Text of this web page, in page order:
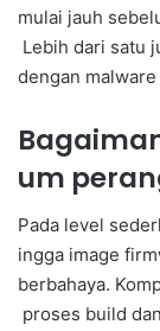
mulai jauh
Lebih dari satu
dengan
um
Pada level
ingga image
berbahaya.
proses build